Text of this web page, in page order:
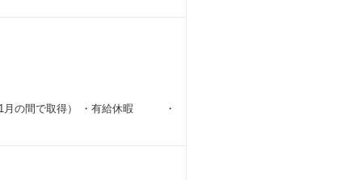
11月の間で取得） ・有給休暇 ・